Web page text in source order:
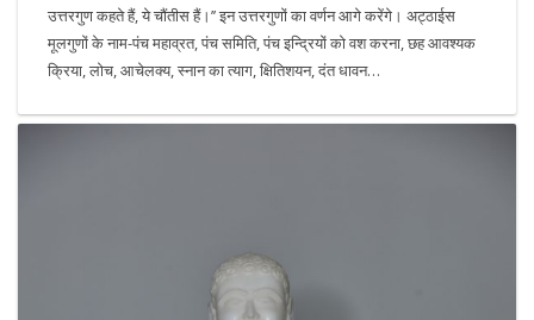
उत्तरगुण कहते हैं, ये चौंतीस हैं।’’ इन उत्तरगुणों का वर्णन आगे करेंगे। अट्ठाईस
मूलगुणों के नाम-पंच महाव्रत, पंच समिति, पंच इन्द्रियों को वश करना, छह आवश्यक
क्रिया, लोच, आचेलक्य, स्नान का त्याग, क्षितिशयन, दंत धावन…